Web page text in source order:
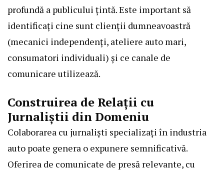
profundă a publicului țintă. Este important să
identificați cine sunt clienții dumneavoastră
(mecanici independenți, ateliere auto mari,
consumatori individuali) și ce canale de
comunicare utilizează.
Construirea de Relații cu
Jurnaliștii din Domeniu
Colaborarea cu jurnaliști specializați în industria
auto poate genera o expunere semnificativă.
Oferirea de comunicate de presă relevante, cu